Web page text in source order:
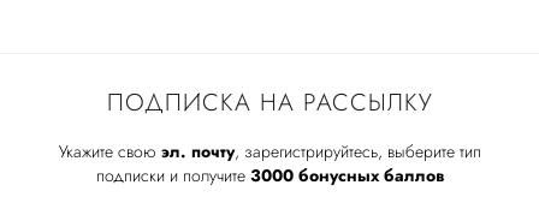
ПОДПИСКА НА РАССЫЛКУ
Укажите свою эл. почту, зарегистрируйтесь, выберите тип
подписки и получите 3000 бонусных баллов